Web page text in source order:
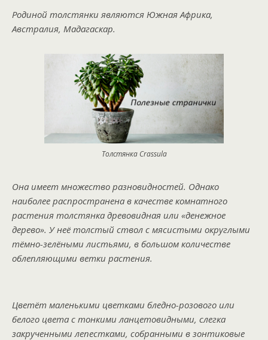
Родиной толстянки являются Южная Африка,
Австралия, Мадагаскар.
Толстянка Crassula
Она имеет множество разновидностей. Однако
наиболее распространена в качестве комнатного
растения толстянка древовидная или «денежное
дерево». У неё толстый ствол с мясистыми округлыми
тёмно-зелёными листьями, в большом количестве
облепляющими ветки растения.
Цветёт маленькими цветками бледно-розового или
белого цвета с тонкими ланцетовидными, слегка
закрученными лепестками, собранными в зонтиковые